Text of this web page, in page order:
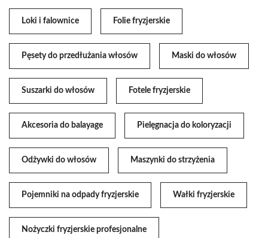
Loki i falownice Folie fryzjerskie
Pęsety do przedłużania włosów Maski do włosów
Suszarki do włosów Fotele fryzjerskie
Akcesoria do balayage Pielęgnacja do koloryzacji
Odżywki do włosów Maszynki do strzyżenia
Pojemniki na odpady fryzjerskie Wałki fryzjerskie
Nożyczki fryzjerskie profesjonalne